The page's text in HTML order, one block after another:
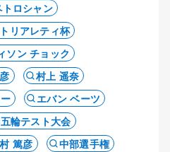
ロシャン
トリアレティ杯
ソン チョック
村上 遥奈
エバン ベーツ
輪テスト大会
篤彦
中部選手権